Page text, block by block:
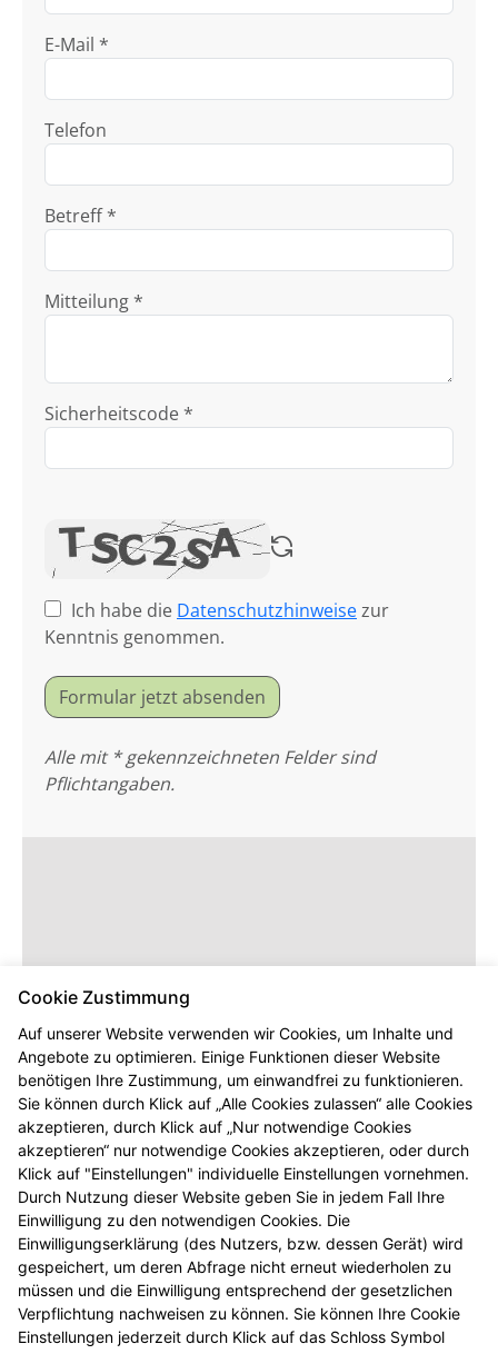
E-Mail *
Telefon
Betreff *
Mitteilung *
Sicherheitscode *
Ich habe die Datenschutzhinweisezur
Kenntnis genommen.
Formular jetzt absenden
Alle mit * gekennzeichneten Felder sind
Pflichtangaben.
Dieser Inhalt wird erst angezeigt,
sobald Sie die entsprechenden Cookies
akzeptieren.
Cookie Zustimmung
Auf unserer Website verwenden wir Cookies, um Inhalte und
Angebote zu optimieren. Einige Funktionen dieser Website
benötigen Ihre Zustimmung, um einwandfrei zu funktionieren.
Sie können durch Klick auf „Alle Cookies zulassen“ alle Cookies
akzeptieren, durch Klick auf „Nur notwendige Cookies
akzeptieren“ nur notwendige Cookies akzeptieren, oder durch
Klick auf "Einstellungen" individuelle Einstellungen vornehmen.
Durch Nutzung dieser Website geben Sie in jedem Fall Ihre
Einwilligung zu den notwendigen Cookies. Die
Einwilligungserklärung (des Nutzers, bzw. dessen Gerät) wird
gespeichert, um deren Abfrage nicht erneut wiederholen zu
müssen und die Einwilligung entsprechend der gesetzlichen
Verpflichtung nachweisen zu können. Sie können Ihre Cookie
Einstellungen jederzeit durch Klick auf das Schloss Symbol